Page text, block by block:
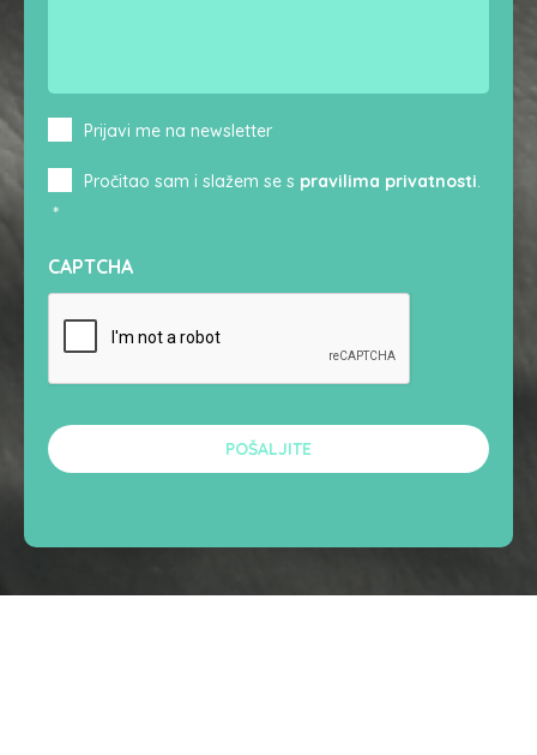
Newsletter
Prijavi me na newsletter
Consent *
Pročitao sam i slažem se s pravilima privatnosti.
*
CAPTCHA